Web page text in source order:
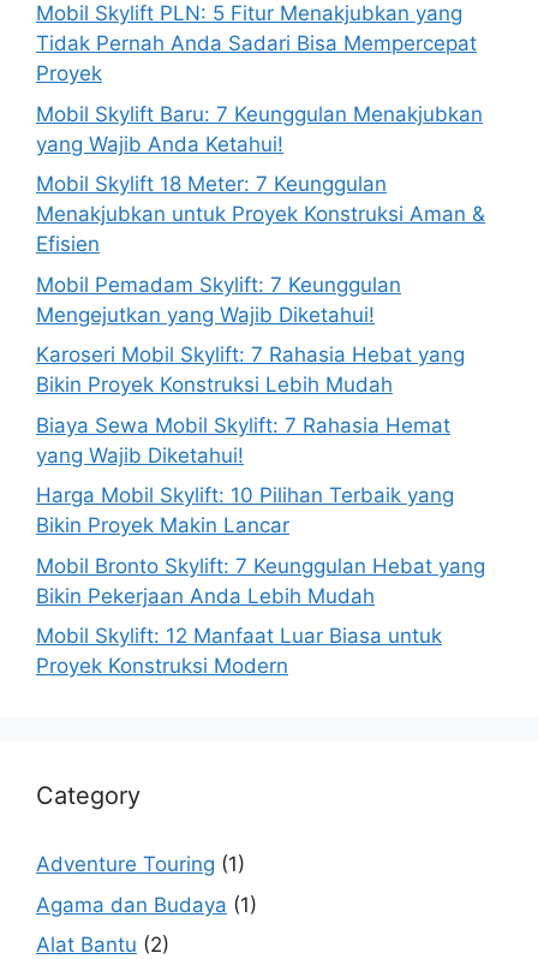
Mobil Skylift PLN: 5 Fitur Menakjubkan yang
Tidak Pernah Anda Sadari Bisa Mempercepat
Proyek
Mobil Skylift Baru: 7 Keunggulan Menakjubkan
yang Wajib Anda Ketahui!
Mobil Skylift 18 Meter: 7 Keunggulan
Menakjubkan untuk Proyek Konstruksi Aman &
Efisien
Mobil Pemadam Skylift: 7 Keunggulan
Mengejutkan yang Wajib Diketahui!
Karoseri Mobil Skylift: 7 Rahasia Hebat yang
Bikin Proyek Konstruksi Lebih Mudah
Biaya Sewa Mobil Skylift: 7 Rahasia Hemat
yang Wajib Diketahui!
Harga Mobil Skylift: 10 Pilihan Terbaik yang
Bikin Proyek Makin Lancar
Mobil Bronto Skylift: 7 Keunggulan Hebat yang
Bikin Pekerjaan Anda Lebih Mudah
Mobil Skylift: 12 Manfaat Luar Biasa untuk
Proyek Konstruksi Modern
Category
Adventure Touring (1)
Agama dan Budaya (1)
Alat Bantu (2)